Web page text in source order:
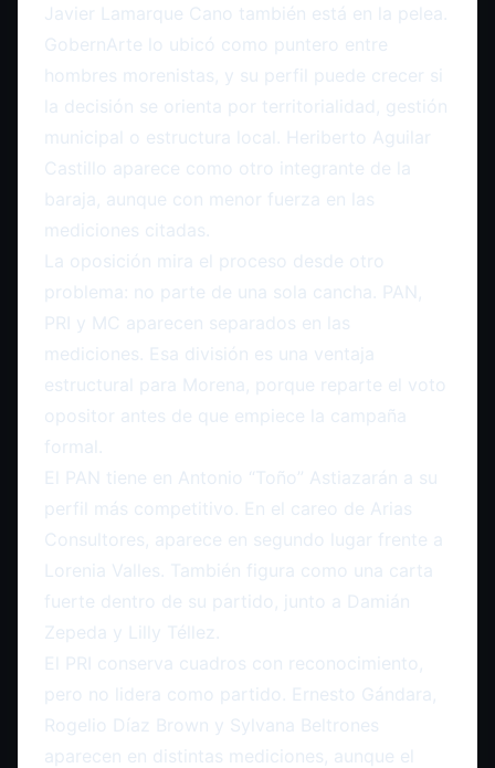
Javier Lamarque Cano también está en la pelea.
GobernArte lo ubicó como puntero entre
hombres morenistas, y su perfil puede crecer si
la decisión se orienta por territorialidad, gestión
municipal o estructura local. Heriberto Aguilar
Castillo aparece como otro integrante de la
baraja, aunque con menor fuerza en las
mediciones citadas.
La oposición mira el proceso desde otro
problema: no parte de una sola cancha. PAN,
PRI y MC aparecen separados en las
mediciones. Esa división es una ventaja
estructural para Morena, porque reparte el voto
opositor antes de que empiece la campaña
formal.
El PAN tiene en Antonio “Toño” Astiazarán a su
perfil más competitivo. En el careo de Arias
Consultores, aparece en segundo lugar frente a
Lorenia Valles. También figura como una carta
fuerte dentro de su partido, junto a Damián
Zepeda y Lilly Téllez.
El PRI conserva cuadros con reconocimiento,
pero no lidera como partido. Ernesto Gándara,
Rogelio Díaz Brown y Sylvana Beltrones
aparecen en distintas mediciones, aunque el